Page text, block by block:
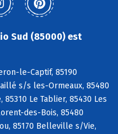
Sud (85000) est
le-Captif, 85190
s/s les-Ormeaux, 85480
85310 Le Tablier, 85430 Les
des-Bois, 85480
85170 Belleville s/Vie,